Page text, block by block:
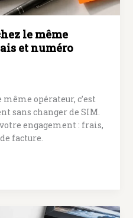
le même
et numéro
opérateur, c’est
sans changer de SIM.
engagement : frais,
facture.